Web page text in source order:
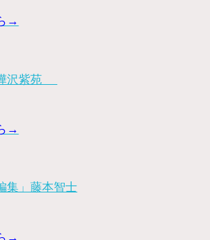
→
沢紫苑
→
集」藤本智士
→